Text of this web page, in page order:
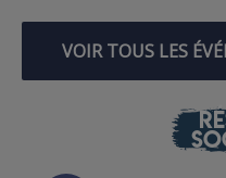
VOIR TOUS LES